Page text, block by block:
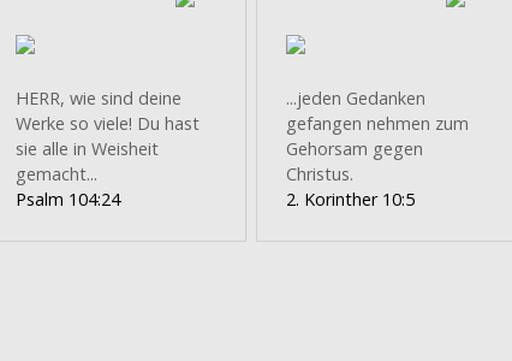
HERR, wie sind deine
Werke so viele! Du hast
sie alle in Weisheit
gemacht...
Psalm 104:24
...jeden Gedanken
gefangen nehmen zum
Gehorsam gegen
Christus.
2. Korinther 10:5